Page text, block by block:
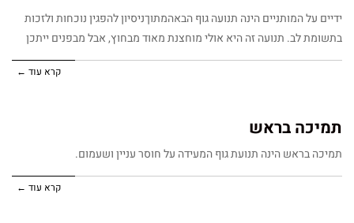
ידיים על המותניים הינה תנועה גוף הבאהמתוךניסיון להפגין נוכחות ולזכות
בתשומת לב. תנועה זה היא אולי מוחצנת מאוד מבחוץ, אבל מבפנים ייתכן
קרא עוד ←
תמיכה בראש
תמיכה בראש הינה תנועת גוף המעידה על חוסר עניין ושעמום.
קרא עוד ←